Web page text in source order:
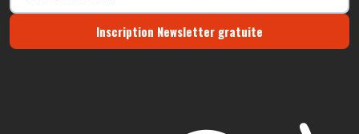
Inscription Newsletter gratuite